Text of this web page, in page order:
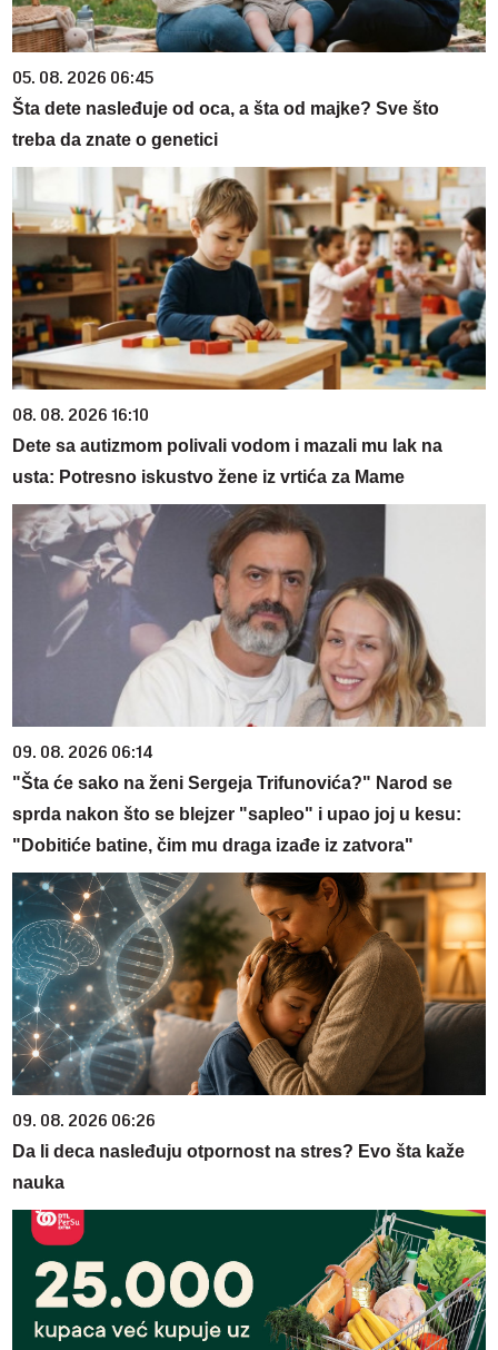
05. 08. 2026 06:45
Šta dete nasleđuje od oca, a šta od majke? Sve što
treba da znate o genetici
08. 08. 2026 16:10
Dete sa autizmom polivali vodom i mazali mu lak na
usta: Potresno iskustvo žene iz vrtića za Mame
09. 08. 2026 06:14
"Šta će sako na ženi Sergeja Trifunovića?" Narod se
sprda nakon što se blejzer "sapleo" i upao joj u kesu:
"Dobitiće batine, čim mu draga izađe iz zatvora"
09. 08. 2026 06:26
Da li deca nasleđuju otpornost na stres? Evo šta kaže
nauka